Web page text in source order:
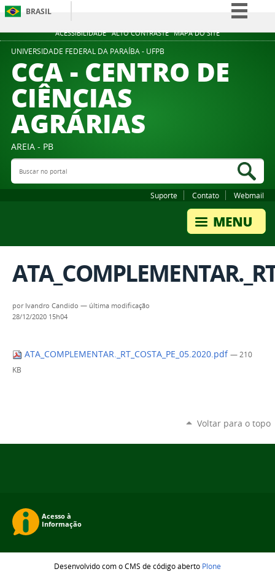
ACESSIBILIDADE ALTO CONTRASTE MAPA DO SITE
BRASIL
Simplifique!
Participe
UNIVERSIDADE FEDERAL DA PARAÍBA - UFPB
CCA - CENTRO DE
CIÊNCIAS
AGRÁRIAS
AREIA - PB
Buscar no portal
Suporte Contato Webmail
por Ivandro Candido — última modificação
28/12/2020 15h04
ATA_COMPLEMENTAR._RT_COSTA_PE_05.2020.pdf — 210
KB
Voltar para o topo
Desenvolvido com o CMS de código aberto Plone